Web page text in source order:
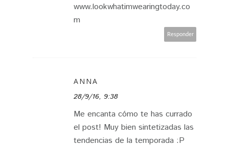
www.lookwhatimwearingtoday.co
m
Responder
ANNA
28/9/16, 9:38
Me encanta cómo te has currado
el post! Muy bien sintetizadas las
tendencias de la temporada :P